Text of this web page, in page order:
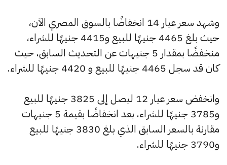
وشهد سعر عيار 14 انخفاضًا بالسوق المصري الآن،
حيث بلغ 4465 جنيهًا للبيع و4415 جنيهًا للشراء،
منخفضًا بمقدار 5 جنيهات عن التحديث السابق، حيث
كان قد سجل 4465 جنيهًا للبيع و 4420 جنيهًا للشراء.
وانخفض سعر عيار 12 ليصل إلى 3825 جنيهًا للبيع
و3785 جنيهًا للشراء، بعد انخفاضًا بقيمة 5 جنيهات
مقارنة بالسعر السابق الذي بلغ 3830 جنيهًا للبيع
و3790 جنيهًا للشراء.